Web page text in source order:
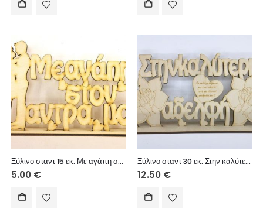
Ξύλινο σταντ 15 εκ. Με αγάπη στον άντρα μου
5.00 €
Ξύλινο σταντ 30 εκ. Στην καλύτερη αδελφή
12.50 €